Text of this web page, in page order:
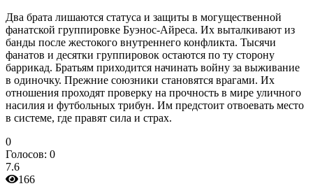
Два брата лишаются статуса и защиты в могущественной
фанатской группировке Буэнос-Айреса. Их выталкивают из
банды после жестокого внутреннего конфликта. Тысячи
фанатов и десятки группировок остаются по ту сторону
баррикад. Братьям приходится начинать войну за выживание
в одиночку. Прежние союзники становятся врагами. Их
отношения проходят проверку на прочность в мире уличного
насилия и футбольных трибун. Им предстоит отвоевать место
в системе, где правят сила и страх.
0
Голосов: 0
7.6
166